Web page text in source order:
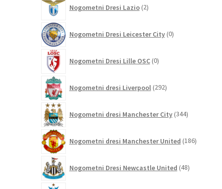
Nogometni Dresi Lazio 2izdelka
Nogometni Dresi Leicester City 0izdelkov
Nogometni Dresi Lille OSC 0izdelkov
Nogometni dresi Liverpool 292izdelkov
Nogometni dresi Manchester City 344izdelkov
Nogometni dresi Manchester United 186izdelkov
Nogometni Dresi Newcastle United 48izdelkov